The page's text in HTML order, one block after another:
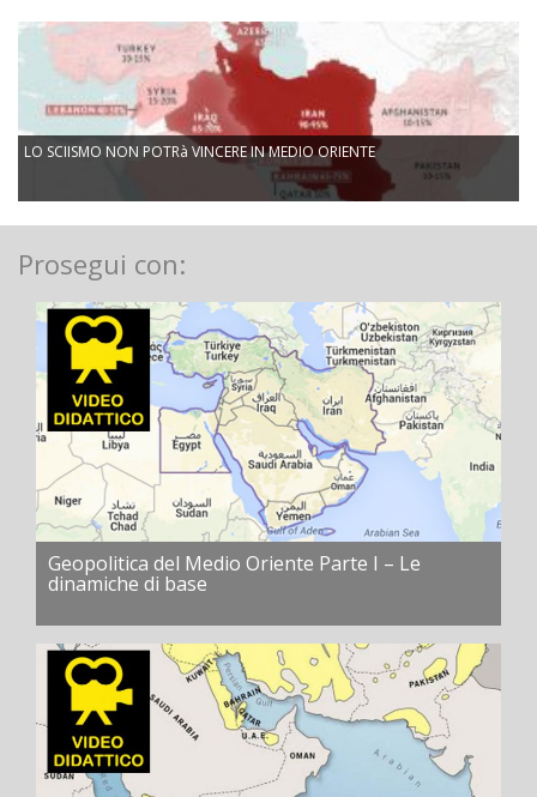
LO SCIISMO NON POTRà VINCERE IN MEDIO ORIENTE
Prosegui con:
Geopolitica del Medio Oriente Parte I – Le
dinamiche di base